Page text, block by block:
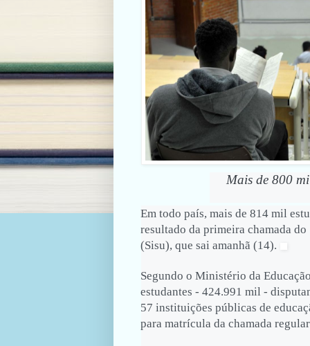
Mais de 800
Em todo país, mais de 814 mil
resultado da primeira chamada
(Sisu), que sai amanhã (14).
Segundo o Ministério da
estudantes - 424.991 mil -
57 instituições públicas de
para matrícula da chamada